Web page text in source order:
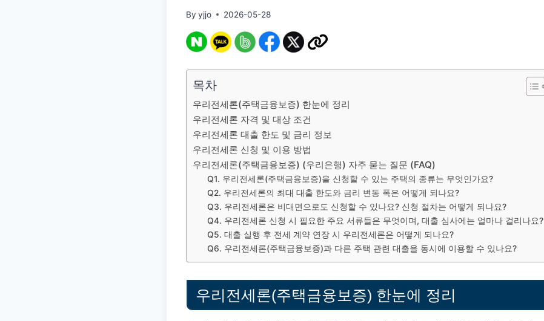
By yjjo 2026-05-28
목차
우리전세론(주택금융보증) 한눈에 정리
우리전세론 자격 및 대상 조건
우리전세론 대출 한도 및 금리 정보
우리전세론 신청 및 이용 방법
우리전세론(주택금융보증) (우리은행) 자주 묻는 질문 (FAQ)
Q1. 우리전세론(주택금융보증)을 신청할 수 있는 주택의 종류는 무엇인가요?
Q2. 우리전세론의 최대 대출 한도와 금리 변동 폭은 어떻게 되나요?
Q3. 우리전세론은 비대면으로도 신청할 수 있나요? 신청 절차는 어떻게 되나요?
Q4. 우리전세론 신청 시 필요한 주요 서류들은 무엇이며, 대출 심사에는 얼마나 걸리나요?
Q5. 대출 실행 후 전세 계약 연장 시 우리전세론은 어떻게 되나요?
Q6. 우리전세론(주택금융보증)과 다른 주택 관련 대출을 동시에 이용할 수 있나요?
우리전세론(주택금융보증) 한눈에 정리